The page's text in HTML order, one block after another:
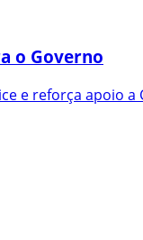
o Governo
e reforça apoio